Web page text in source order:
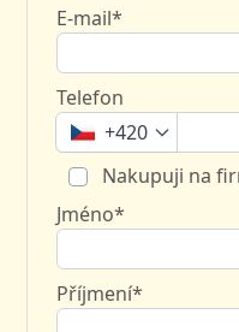
E-mail*
Telefon
+420
Nakupuji na
Jméno*
Příjmení*